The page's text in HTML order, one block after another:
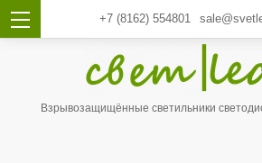
+7 (8162)554801
Взрывозащищённые светильники